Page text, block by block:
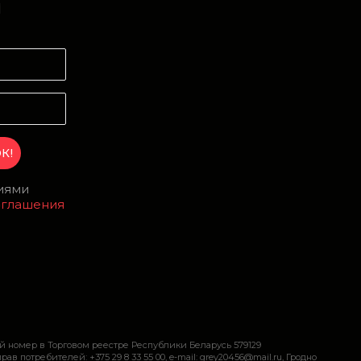
в Торговом реестре Республики Беларусь 579129
+375 29 8 33 55 00, e-mail: grey20456@mail.ru, Гродно